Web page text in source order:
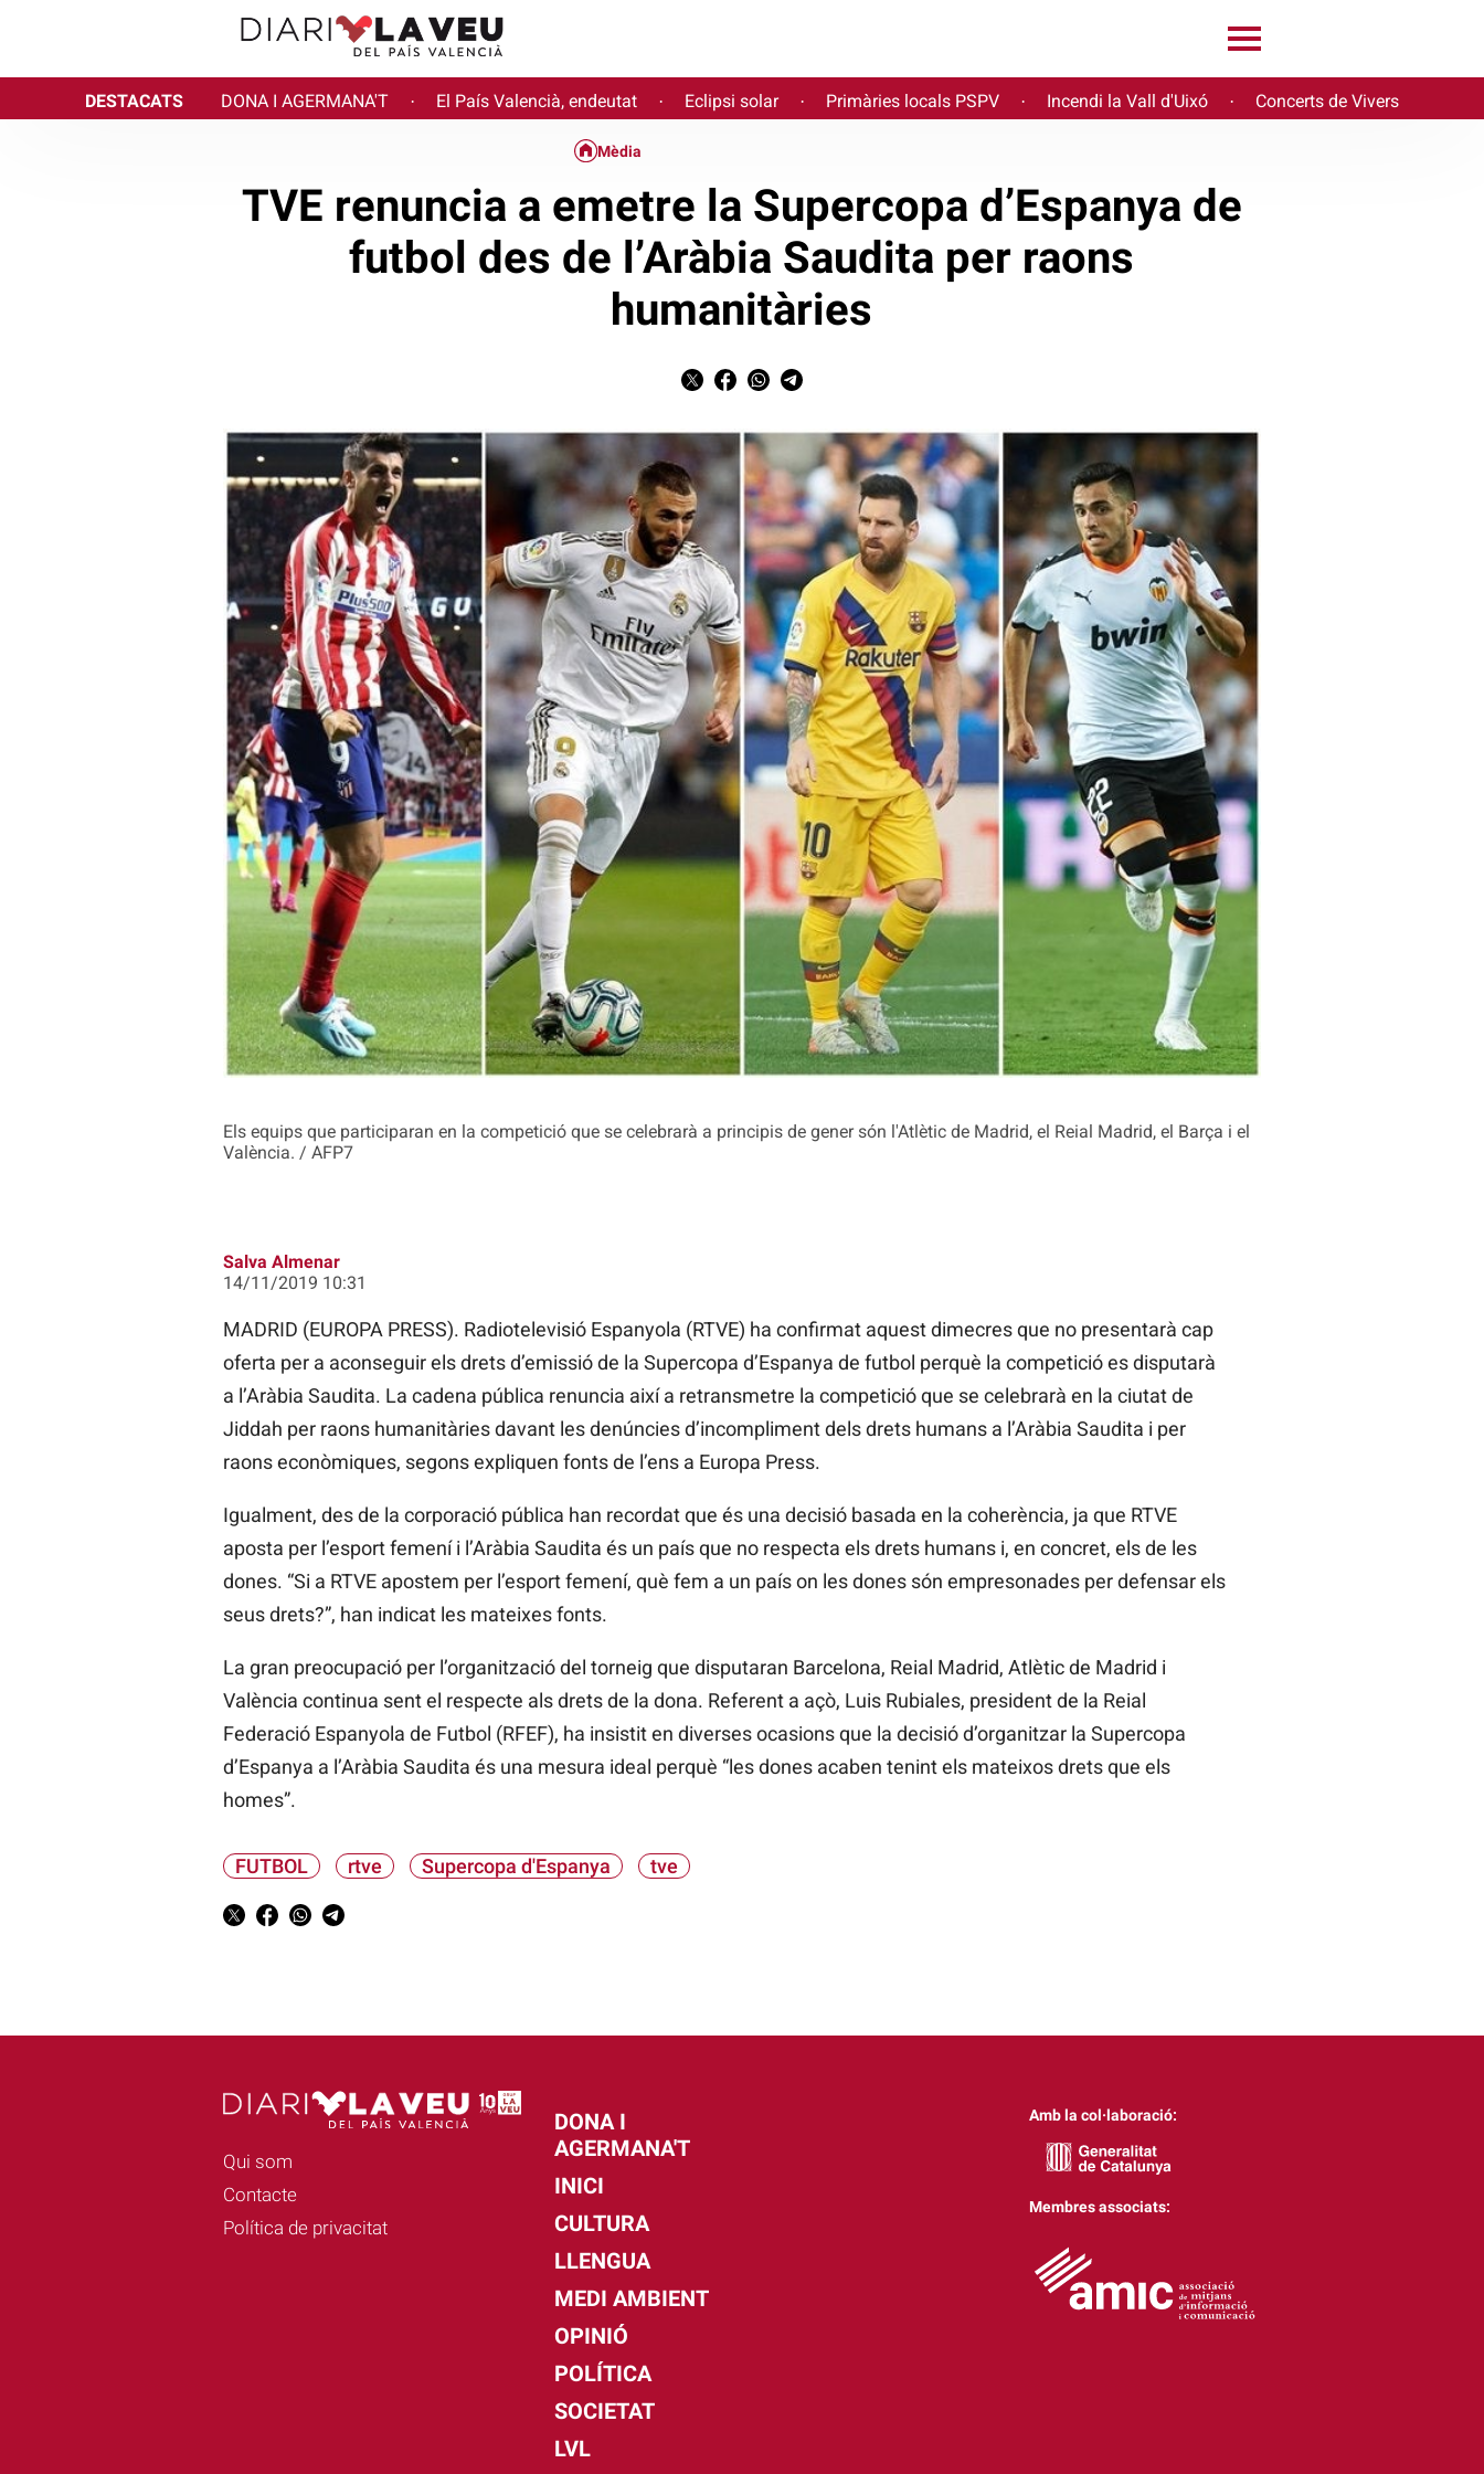
DESTACATS DONA I AGERMANA'T · El País Valencià, endeutat · Eclipsi solar · Primàries locals PSPV · Incendi la Vall d'Uixó · Concerts de Vivers
Els equips que participaran en la competició que se celebrarà a principis de gener són l'Atlètic de Madrid, el Reial Madrid, el Barça i el
València. / AFP7
Mèdia
TVE renuncia a emetre la Supercopa d’Espanya de
futbol des de l’Aràbia Saudita per raons
humanitàries
Salva Almenar
14/11/2019 10:31
MADRID (EUROPA PRESS). Radiotelevisió Espanyola (RTVE) ha confirmat aquest dimecres que no presentarà cap
oferta per a aconseguir els drets d’emissió de la Supercopa d’Espanya de futbol perquè la competició es disputarà
a l’Aràbia Saudita. La cadena pública renuncia així a retransmetre la competició que se celebrarà en la ciutat de
Jiddah per raons humanitàries davant les denúncies d’incompliment dels drets humans a l’Aràbia Saudita i per
raons econòmiques, segons expliquen fonts de l’ens a Europa Press.
Igualment, des de la corporació pública han recordat que és una decisió basada en la coherència, ja que RTVE
aposta per l’esport femení i l’Aràbia Saudita és un país que no respecta els drets humans i, en concret, els de les
dones. “Si a RTVE apostem per l’esport femení, què fem a un país on les dones són empresonades per defensar els
seus drets?”, han indicat les mateixes fonts.
La gran preocupació per l’organització del torneig que disputaran Barcelona, Reial Madrid, Atlètic de Madrid i
València continua sent el respecte als drets de la dona. Referent a açò, Luis Rubiales, president de la Reial
Federació Espanyola de Futbol (RFEF), ha insistit en diverses ocasions que la decisió d’organitzar la Supercopa
d’Espanya a l’Aràbia Saudita és una mesura ideal perquè “les dones acaben tenint els mateixos drets que els
homes”.
FUTBOL rtve Supercopa d'Espanya tve
Qui som
Contacte
Política de privacitat
DONA I
AGERMANA'T
INICI
CULTURA
LLENGUA
MEDI AMBIENT
OPINIÓ
POLÍTICA
SOCIETAT
LVL
Amb la col·laboració:
Membres associats: